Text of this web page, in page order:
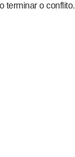
terminar o conflito.